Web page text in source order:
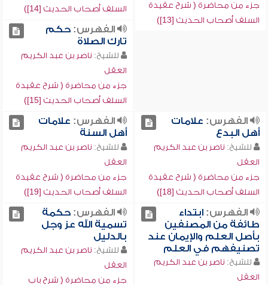
جزء من محاضرة ( شرح عقيدة
السلف أصحاب الحديث [13])
السلف أصحاب الحديث [14])
الفهرس:حكم
تارك الصلاة
للشيخ: ناصر بن عبد الكريم
العقل
جزء من محاضرة ( شرح عقيدة
السلف أصحاب الحديث [15])
الفهرس: علامات
أهل البدع
للشيخ: ناصر بن عبد الكريم
العقل
جزء من محاضرة ( شرح عقيدة
السلف أصحاب الحديث [18])
الفهرس: علامات
أهل السنة
للشيخ: ناصر بن عبد الكريم
العقل
جزء من محاضرة ( شرح عقيدة
السلف أصحاب الحديث [19])
الفهرس:ابتداء
طائفة من المصنفين
بأصل العلم والإيمان عند
تصنيفهم في العلم
للشيخ: ناصر بن عبد الكريم
العقل
الفهرس:حكمة
تسمية الله عز وجل
بالدليل
للشيخ: ناصر بن عبد الكريم
العقل
جزء من محاضرة ( شرح باب